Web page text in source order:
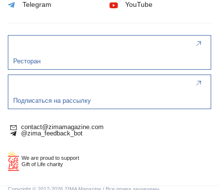
Telegram YouTube
Ресторан
Подписаться на рассылку
contact@zimamagazine.com
@zima_feedback_bot
We are proud to support
Gift of Life charity